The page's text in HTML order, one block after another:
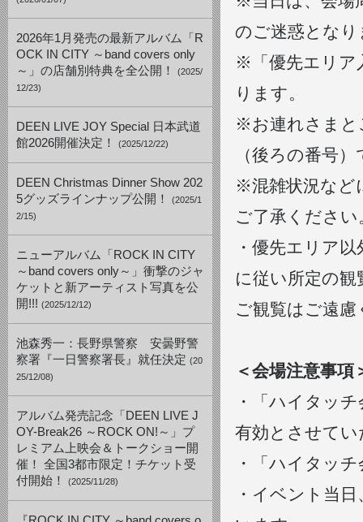
2026年1月発売の最新アルバム「R
OCK IN CITY ～band covers only
～」の店舗別特典を全公開！
(2025/
12/23)
DEEN LIVE JOY Special 日本武道
館2026開催決定！
(2025/12/22)
DEEN Christmas Dinner Show 202
5グッズラインナップ公開！
(2025/1
2/15)
ニューアルバム「ROCK IN CITY
～band covers only～」衝撃のジャ
ケットと新アーティスト写真を公
開!!! (2025/12/12)
池森秀一：長野県警察 安曇野警
察署『一日警察署長』就任決定 (20
25/12/08)
アルバム発売記念「DEEN LIVE J
OY-Break26 ～ROCK ON!～」プ
レミアム上映会＆トークショー開
催！ 全国3都市限定！チケット受
付開始！
(2025/11/28)
のご迷惑とな
※「優先エリア
ります。
※お連れさまと
（後ろの番号
※混雑状況など
ご了承ください
・優先エリア
に従い所定の
ご観覧はご遠
＜会場注意事項
・「ハイタッ
有効とさせて
・「ハイタッ
・イベント当